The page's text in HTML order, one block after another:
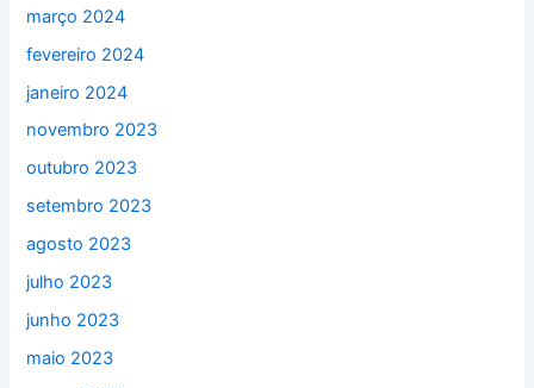
março 2024
fevereiro 2024
janeiro 2024
novembro 2023
outubro 2023
setembro 2023
agosto 2023
julho 2023
junho 2023
maio 2023